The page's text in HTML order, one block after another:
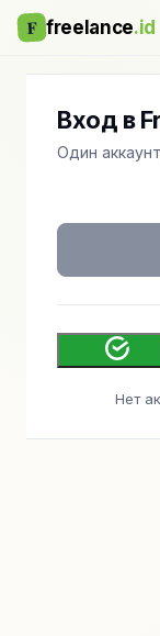
F freelance.id
Вход в
Один
Нет